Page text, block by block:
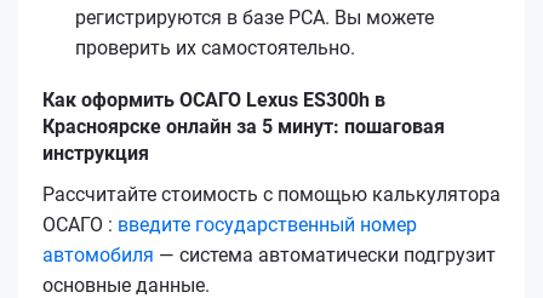
регистрируются в базе РСА. Вы можете
проверить их самостоятельно.
Как оформить ОСАГО Lexus ES300h в
Красноярске онлайн за 5 минут: пошаговая
инструкция
Рассчитайте стоимость с помощью калькулятора
ОСАГО : введите государственный номер
автомобиля — система автоматически подгрузит
основные данные.